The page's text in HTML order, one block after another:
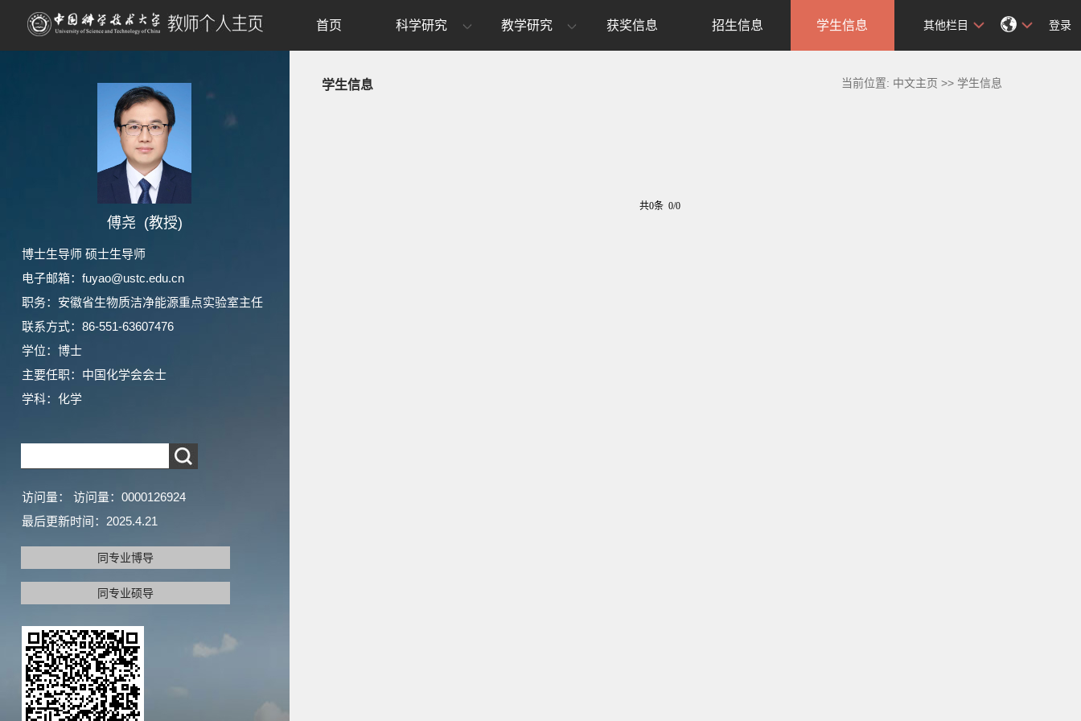
傅尧 (教授)
博士生导师 硕士生导师
电子邮箱： fuyao@ustc.edu.cn
职务：安徽省生物质洁净能源重点实验室主任
联系方式：86-551-63607476
学位：博士
主要任职：中国化学会会士
学科：化学
访问量： 访问量： 0000126924
最后更新时间： 2025.4.21
同专业博导
同专业硕导
首页 科学研究 教学研究 获奖信息 招生信息 学生信息 其他栏目 登录
学生信息 当前位置: 中文主页 >> 学生信息
共0条 0/0